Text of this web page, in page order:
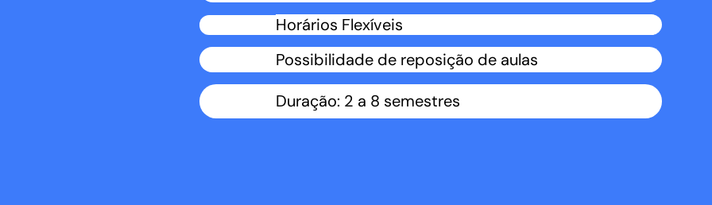
Horários Flexíveis
Possibilidade de reposição de aulas
Duração: 2 a 8 semestres